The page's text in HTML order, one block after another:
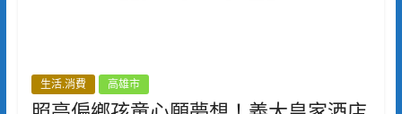
生活.消費 高雄市